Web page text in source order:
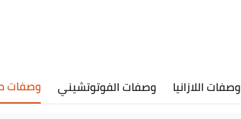
وصفات اللازانيا وصفات الفوتوتشيني وصفات